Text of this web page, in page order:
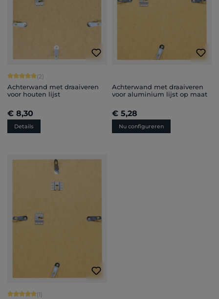
Gemiddelde waardering van 5 van 5 sterren
(2)
Achterwand met draaiveren
voor houten lijst
€ 8,30
Details
Achterwand met draaiveren
voor aluminium lijst op maat
€ 5,28
Nu configureren
Gemiddelde waardering van 5 van 5 sterren
(1)